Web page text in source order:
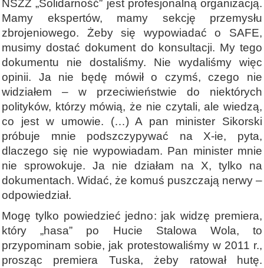
NSZZ „Solidarność” jest profesjonalną organizacją.
Mamy ekspertów, mamy sekcję przemysłu
zbrojeniowego. Żeby się wypowiadać o SAFE,
musimy dostać dokument do konsultacji. My tego
dokumentu nie dostaliśmy. Nie wydaliśmy więc
opinii. Ja nie będę mówił o czymś, czego nie
widziałem – w przeciwieństwie do niektórych
polityków, którzy mówią, że nie czytali, ale wiedzą,
co jest w umowie. (…) A pan minister Sikorski
próbuje mnie podszczypywać na X-ie, pyta,
dlaczego się nie wypowiadam. Pan minister mnie
nie sprowokuje. Ja nie działam na X, tylko na
dokumentach. Widać, że komuś puszczają nerwy –
odpowiedział.
Mogę tylko powiedzieć jedno: jak widzę premiera,
który „hasa” po Hucie Stalowa Wola, to
przypominam sobie, jak protestowaliśmy w 2011 r.,
prosząc premiera Tuska, żeby ratował hutę.